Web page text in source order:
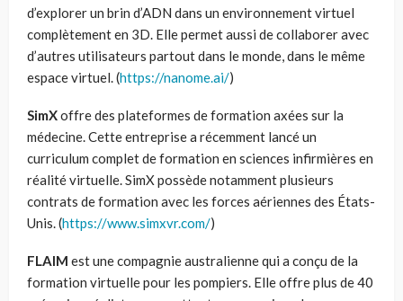
d’explorer un brin d’ADN dans un environnement virtuel
complètement en 3D. Elle permet aussi de collaborer avec
d’autres utilisateurs partout dans le monde, dans le même
espace virtuel. (https://nanome.ai/)
SimXoffre des plateformes de formation axées sur la
médecine. Cette entreprise a récemment lancé un
curriculum complet de formation en sciences infirmières en
réalité virtuelle. SimX possède notamment plusieurs
contrats de formation avec les forces aériennes des États-
Unis. (https://www.simxvr.com/)
FLAIM est une compagnie australienne qui a conçu de la
formation virtuelle pour les pompiers. Elle offre plus de 40